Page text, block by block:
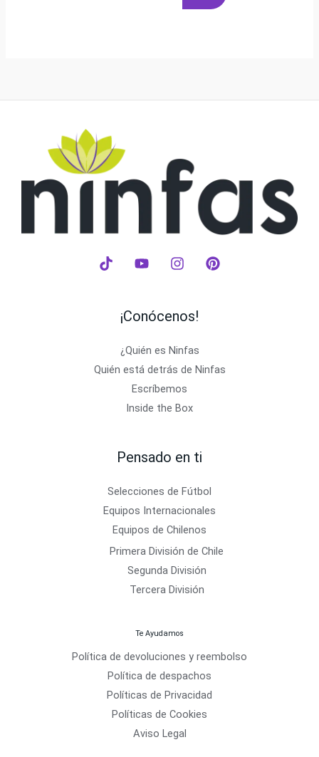
¡Conócenos!
¿Quién es Ninfas
Quién está detrás de Ninfas
Escríbemos
Inside the Box
Pensado en ti
Selecciones de Fútbol
Equipos Internacionales
Equipos de Chilenos
Primera División de Chile
Segunda División
Tercera División
Te Ayudamos
Política de devoluciones y reembolso
Política de despachos
Políticas de Privacidad
Políticas de Cookies
Aviso Legal